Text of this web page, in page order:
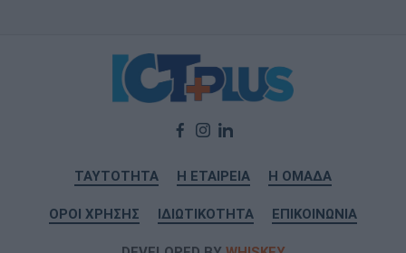
ΤΑΥΤΟΤΗΤΑ Η ΕΤΑΙΡΕΙΑ Η ΟΜΑΔΑ
ΟΡΟΙ ΧΡΗΣΗΣ ΙΔΙΩΤΙΚΟΤΗΤΑ ΕΠΙΚΟΙΝΩΝΙΑ